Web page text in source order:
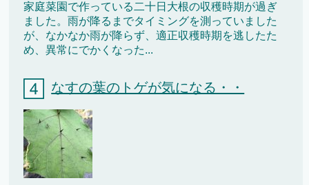
家庭菜園で作っている二十日大根の収穫時期が過ぎ
ました。雨が降るまでタイミングを測っていました
が、なかなか雨が降らず、適正収穫時期を逃したた
め、異常にでかくなった...
なすの葉のトゲが気になる・・